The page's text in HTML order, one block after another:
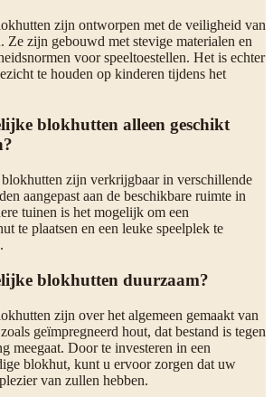
zijn ontworpen met de veiligheid van
Ze zijn gebouwd met stevige materialen en
voor speeltoestellen. Het is echter
te houden op kinderen tijdens het
blokhutten alleen geschikt
zijn verkrijgbaar in verschillende
aangepast aan de beschikbare ruimte in
tuinen is het mogelijk om een
te plaatsen en een leuke speelplek te
blokhutten duurzaam?
zijn over het algemeen gemaakt van
geïmpregneerd hout, dat bestand is tegen
meegaat. Door te investeren in een
blokhut, kunt u ervoor zorgen dat uw
van zullen hebben.